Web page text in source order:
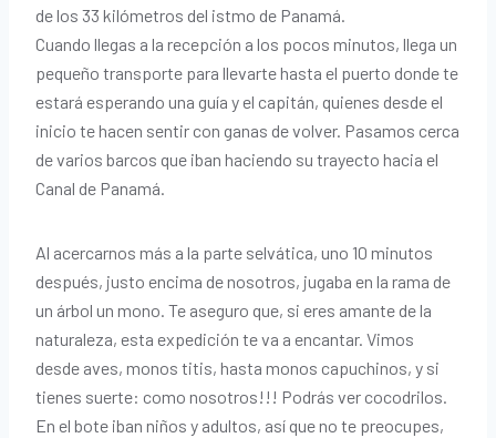
de los 33 kilómetros del istmo de Panamá.
Cuando llegas a la recepción a los pocos minutos, llega un
pequeño transporte para llevarte hasta el puerto donde te
estará esperando una guía y el capitán, quienes desde el
inicio te hacen sentir con ganas de volver. Pasamos cerca
de varios barcos que iban haciendo su trayecto hacia el
Canal de Panamá.
Al acercarnos más a la parte selvática, uno 10 minutos
después, justo encima de nosotros, jugaba en la rama de
un árbol un mono. Te aseguro que, si eres amante de la
naturaleza, esta expedición te va a encantar. Vimos
desde aves, monos titis, hasta monos capuchinos, y si
tienes suerte: como nosotros!!! Podrás ver cocodrilos.
En el bote iban niños y adultos, así que no te preocupes,